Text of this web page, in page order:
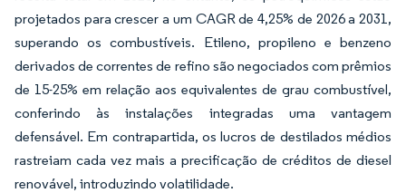
projetados para crescer a um CAGR de 4,25% de 2026 a 2031,
superando os combustíveis. Etileno, propileno e benzeno
derivados de correntes de refino são negociados com prêmios
de 15-25% em relação aos equivalentes de grau combustível,
conferindo às instalações integradas uma vantagem
defensável. Em contrapartida, os lucros de destilados médios
rastreiam cada vez mais a precificação de créditos de diesel
renovável, introduzindo volatilidade.